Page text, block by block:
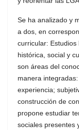
Se ha analizado y
a dos, en
curricular:
histórica, social y
son áreas del
manera
experiencia;
construcción de
propone estudiar
sociales presentes